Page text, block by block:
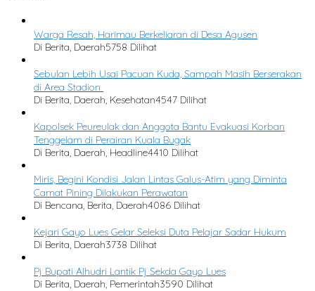
Warga Resah, Harimau Berkeliaran di Desa Agusen
Di Berita, Daerah5758 Dilihat
Sebulan Lebih Usai Pacuan Kuda, Sampah Masih Berserakan
di Area Stadion
Di Berita, Daerah, Kesehatan4547 Dilihat
Kapolsek Peureulak dan Anggota Bantu Evakuasi Korban
Tenggelam di Perairan Kuala Bugak
Di Berita, Daerah, Headline4410 Dilihat
Miris, Begini Kondisi Jalan Lintas Galus-Atim yang Diminta
Camat Pining Dilakukan Perawatan
Di Bencana, Berita, Daerah4086 Dilihat
Kejari Gayo Lues Gelar Seleksi Duta Pelajar Sadar Hukum
Di Berita, Daerah3738 Dilihat
Pj Bupati Alhudri Lantik Pj Sekda Gayo Lues
Di Berita, Daerah, Pemerintah3590 Dilihat